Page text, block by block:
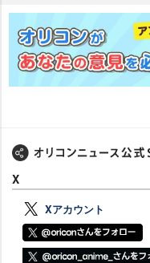
X
Xアカウント